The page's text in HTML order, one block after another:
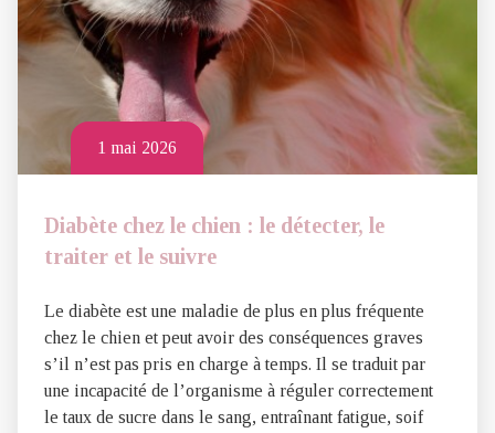
1 mai 2026
Diabète chez le chien : le détecter, le
traiter et le suivre
Le diabète est une maladie de plus en plus fréquente
chez le chien et peut avoir des conséquences graves
s’il n’est pas pris en charge à temps. Il se traduit par
une incapacité de l’organisme à réguler correctement
le taux de sucre dans le sang, entraînant fatigue, soif